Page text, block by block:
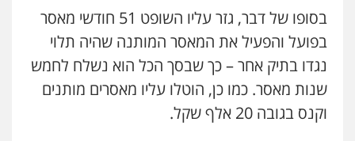
בסופו של דבר, גזר עליו השופט 51 חודשי מאסר
בפועל והפעיל את המאסר המותנה שהיה תלוי
נגדו בתיק אחר – כך שבסך הכל הוא נשלח לחמש
שנות מאסר. כמו כן, הוטלו עליו מאסרים מותנים
וקנס בגובה 20 אלף שקל.
רונן הלל – מוניטין
מחיקת כתבות מגוגל ודחיקת אזכורים
שליליים
שירותים מקצועיים לעורכי דין
0522508109